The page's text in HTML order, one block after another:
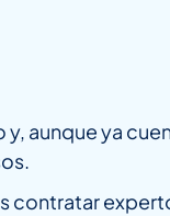
aunque ya
contratar